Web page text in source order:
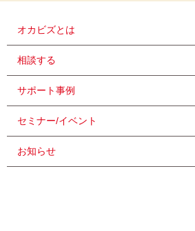
オカビズとは
相談する
サポート事例
セミナー/イベント
お知らせ